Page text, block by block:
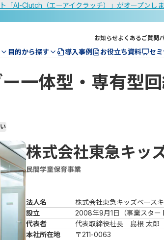
「AI-Clutch（エーアイクラッチ）」がオープンし
お知らせよくあるご質問
目的から探す 導入事例 お役立ち資料 セ
一体型・専有型
株式会社東急キッ
民間学童保育事業
法人名
株式会社東急キッズベース
設立
2008年9月1日（事業スター
代表者
代表取締役社長　島根 太郎
本社所在地
〒211-0063